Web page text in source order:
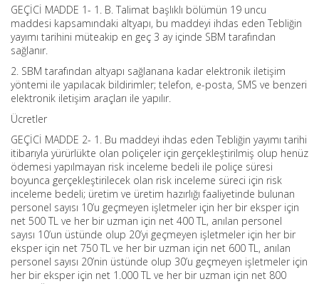
GEÇİCİ MADDE 1- 1. B. Talimat başlıklı bölümün 19 uncu
maddesi kapsamındaki altyapı, bu maddeyi ihdas eden Tebliğin
yayımı tarihini müteakip en geç 3 ay içinde SBM tarafından
sağlanır.
2. SBM tarafından altyapı sağlanana kadar elektronik iletişim
yöntemi ile yapılacak bildirimler; telefon, e-posta, SMS ve benzeri
elektronik iletişim araçları ile yapılır.
Ücretler
GEÇİCİ MADDE 2- 1. Bu maddeyi ihdas eden Tebliğin yayımı tarihi
itibarıyla yürürlükte olan poliçeler için gerçekleştirilmiş olup henüz
ödemesi yapılmayan risk inceleme bedeli ile poliçe süresi
boyunca gerçekleştirilecek olan risk inceleme süreci için risk
inceleme bedeli; üretim ve üretim hazırlığı faaliyetinde bulunan
personel sayısı 10’u geçmeyen işletmeler için her bir eksper için
net 500 TL ve her bir uzman için net 400 TL, anılan personel
sayısı 10’un üstünde olup 20’yi geçmeyen işletmeler için her bir
eksper için net 750 TL ve her bir uzman için net 600 TL, anılan
personel sayısı 20’nin üstünde olup 30’u geçmeyen işletmeler için
her bir eksper için net 1.000 TL ve her bir uzman için net 800